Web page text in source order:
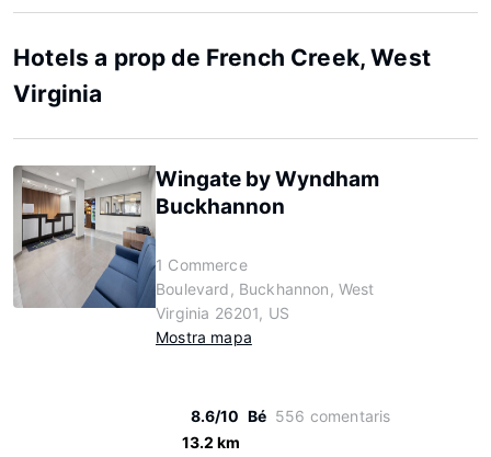
Hotels a prop de French Creek, West
Virginia
Wingate by Wyndham
Buckhannon
1 Commerce
Boulevard, Buckhannon, West
Virginia 26201, US
Mostra mapa
8.6/10 Bé 556 comentaris
13.2 km